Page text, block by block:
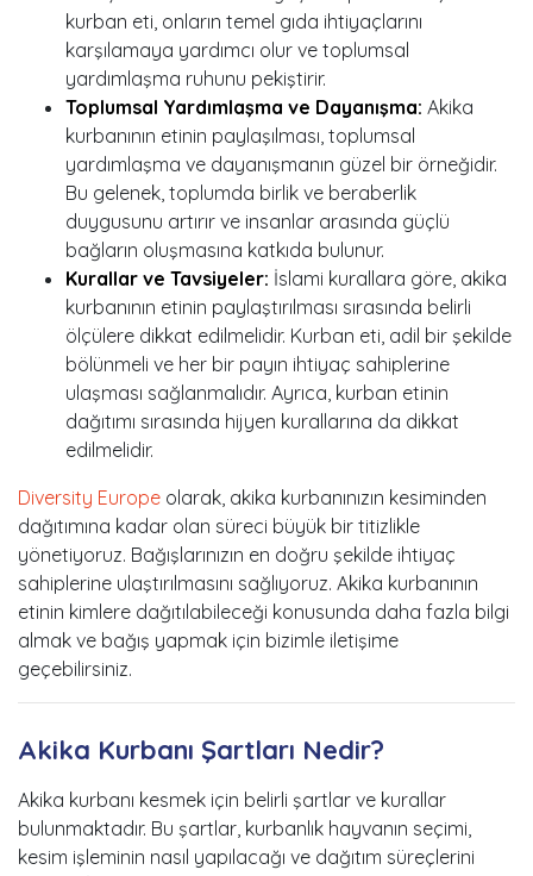
kurban eti, onların temel gıda ihtiyaçlarını
karşılamaya yardımcı olur ve toplumsal
yardımlaşma ruhunu pekiştirir.
Toplumsal Yardımlaşma ve Dayanışma: Akika
kurbanının etinin paylaşılması, toplumsal
yardımlaşma ve dayanışmanın güzel bir örneğidir.
Bu gelenek, toplumda birlik ve beraberlik
duygusunu artırır ve insanlar arasında güçlü
bağların oluşmasına katkıda bulunur.
Kurallar ve Tavsiyeler: İslami kurallara göre, akika
kurbanının etinin paylaştırılması sırasında belirli
ölçülere dikkat edilmelidir. Kurban eti, adil bir şekilde
bölünmeli ve her bir payın ihtiyaç sahiplerine
ulaşması sağlanmalıdır. Ayrıca, kurban etinin
dağıtımı sırasında hijyen kurallarına da dikkat
edilmelidir.
Diversity Europe olarak, akika kurbanınızın kesiminden
dağıtımına kadar olan süreci büyük bir titizlikle
yönetiyoruz. Bağışlarınızın en doğru şekilde ihtiyaç
sahiplerine ulaştırılmasını sağlıyoruz. Akika kurbanının
etinin kimlere dağıtılabileceği konusunda daha fazla bilgi
almak ve bağış yapmak için bizimle iletişime
geçebilirsiniz.
Akika Kurbanı Şartları Nedir?
Akika kurbanı kesmek için belirli şartlar ve kurallar
bulunmaktadır. Bu şartlar, kurbanlık hayvanın seçimi,
kesim işleminin nasıl yapılacağı ve dağıtım süreçlerini